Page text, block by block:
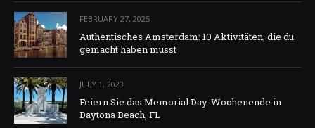
FEBRUARY 27, 2025
Authentisches Amsterdam: 10 Aktivitäten, die du
gemacht haben musst
JULY 1, 2023
Feiern Sie das Memorial Day-Wochenende in
Daytona Beach, FL